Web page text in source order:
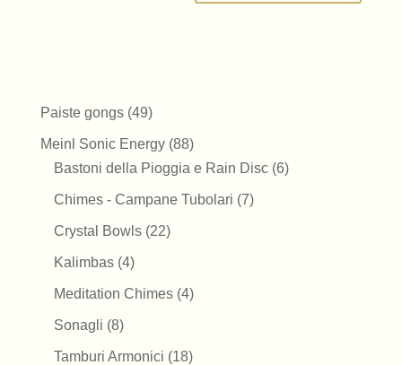
Paiste gongs 4949
prodotti
Meinl Sonic Energy 8888
prodotti
Bastoni della Pioggia e Rain Disc 66
Chimes - Campane Tubolari 77
Crystal Bowls 2222
Kalimbas 44
prodotti
Meditation Chimes 44
Sonagli 88
prodotti
Tamburi Armonici 1818